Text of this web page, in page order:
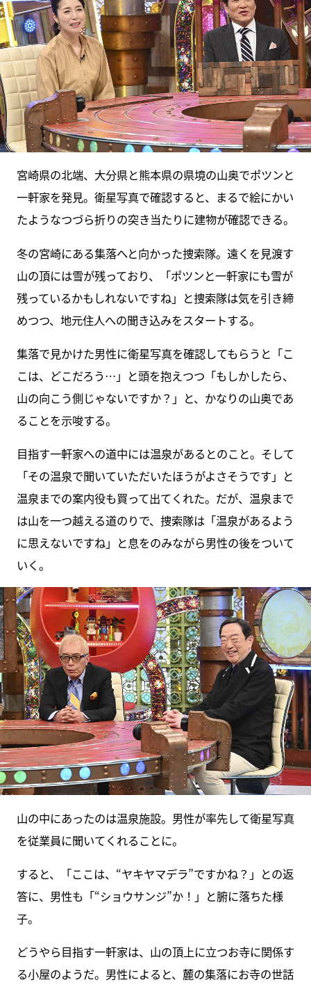
宮崎県の北端、大分県と熊本県の県境の山奥でポツンと
一軒家を発見。衛星写真で確認すると、まるで絵にかい
たようなつづら折りの突き当たりに建物が確認できる。
冬の宮崎にある集落へと向かった捜索隊。遠くを見渡す
山の頂には雪が残っており、「ポツンと一軒家にも雪が
残っているかもしれないですね」と捜索隊は気を引き締
めつつ、地元住人への聞き込みをスタートする。
集落で見かけた男性に衛星写真を確認してもらうと「こ
こは、どこだろう…」と頭を抱えつつ「もしかしたら、
山の向こう側じゃないですか？」と、かなりの山奥であ
ることを示唆する。
目指す一軒家への道中には温泉があるとのこと。そして
「その温泉で聞いていただいたほうがよさそうです」と
温泉までの案内役も買って出てくれた。だが、温泉まで
は山を一つ越える道のりで、捜索隊は「温泉があるよう
に思えないですね」と息をのみながら男性の後をついて
いく。
山の中にあったのは温泉施設。男性が率先して衛星写真
を従業員に聞いてくれることに。
すると、「ここは、“ヤキヤマデラ”ですかね？」との返
答に、男性も「“ショウサンジ”か！」と腑に落ちた様
子。
どうやら目指す一軒家は、山の頂上に立つお寺に関係す
る小屋のようだ。男性によると、麓の集落にお寺の世話